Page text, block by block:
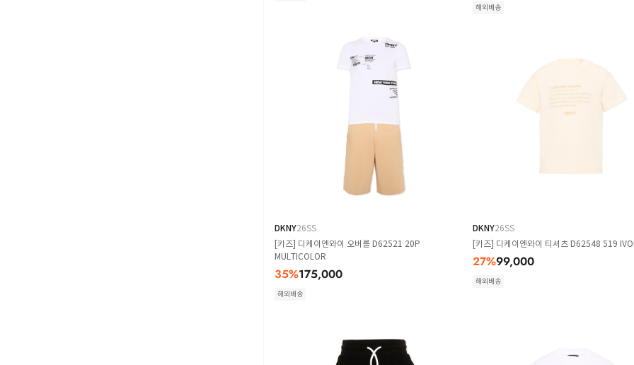
해외배송
DKNY26SS
[키즈] 디케이엔와이 오버롤 D62521 20P
MULTICOLOR
35%175,000
해외배송
DKNY26SS
[키즈] 디케이엔와이 티셔츠 D62548 519
27%99,000
해외배송